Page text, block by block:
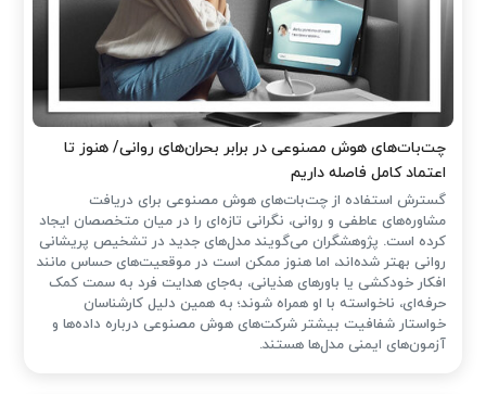
چت‌بات‌های هوش مصنوعی در برابر بحران‌های روانی/ هنوز تا
اعتماد کامل فاصله داریم
گسترش استفاده از چت‌بات‌های هوش مصنوعی برای دریافت
مشاوره‌های عاطفی و روانی، نگرانی تازه‌ای را در میان متخصصان ایجاد
کرده است. پژوهشگران می‌گویند مدل‌های جدید در تشخیص پریشانی
روانی بهتر شده‌اند، اما هنوز ممکن است در موقعیت‌های حساس مانند
افکار خودکشی یا باورهای هذیانی، به‌جای هدایت فرد به سمت کمک
حرفه‌ای، ناخواسته با او همراه شوند؛ به همین دلیل کارشناسان
خواستار شفافیت بیشتر شرکت‌های هوش مصنوعی درباره داده‌ها و
آزمون‌های ایمنی مدل‌ها هستند.